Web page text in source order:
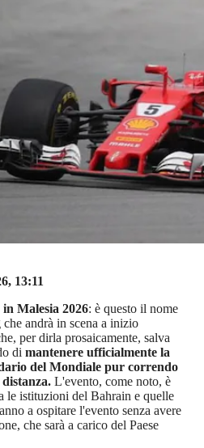
13:11
Malesia 2026: è questo il nome
andrà in scena a inizio
per dirla prosaicamente, salva
di mantenere ufficialmente la
del Mondiale pur correndo
L'evento, come noto, è
le istituzioni del Bahrain e quelle
a ospitare l'evento senza avere
che sarà a carico del Paese